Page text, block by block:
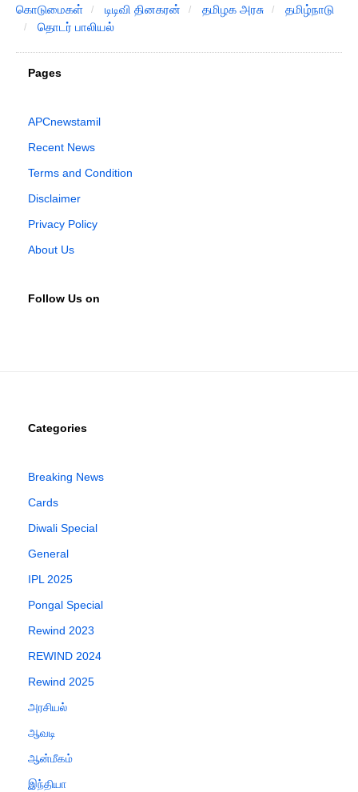
கொடுமைகள்
டிடிவி தினகரன் தமிழக அரசு
தமிழ்நாடு
தொடர் பாலியல்
Pages
APCnewstamil
Recent News
Terms and Condition
Disclaimer
Privacy Policy
About Us
Follow Us on
Categories
Breaking News
Cards
Diwali Special
General
IPL 2025
Pongal Special
Rewind 2023
REWIND 2024
Rewind 2025
அரசியல்
ஆவடி
ஆன்மீகம்
இந்தியா